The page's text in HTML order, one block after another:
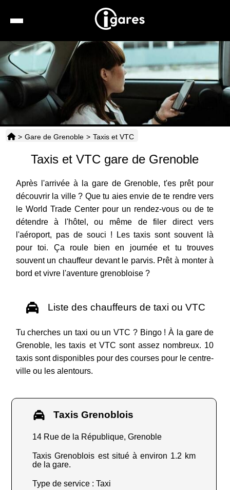
Recherche
Location de voiture
Hôtels
Taxis
> Gare de Grenoble > Taxis et VTC
Taxis et VTC gare de Grenoble
Après l'arrivée à la gare de Grenoble, t'es prêt pour
découvrir la ville ? Que tu aies envie de te rendre vers
le World Trade Center pour un rendez-vous ou de te
détendre à l'hôtel, ou même de filer direct vers
l'aéroport, pas de souci ! Les taxis sont souvent là
pour toi. Ça roule bien en journée et tu trouves
souvent un chauffeur devant le parvis. Prêt à monter à
bord et vivre l'aventure grenobloise ?
Liste des chauffeurs de taxi ou VTC
Tu cherches un taxi ou un VTC ? Bingo ! À la gare de
Grenoble, les taxis et VTC sont assez nombreux. 10
taxis sont disponibles pour des courses pour le centre-
ville ou les alentours.
Taxis Grenoblois
14 Rue de la République, Grenoble
Taxis Grenoblois est situé à environ 1.2 km
de la gare.
Type de service : Taxi